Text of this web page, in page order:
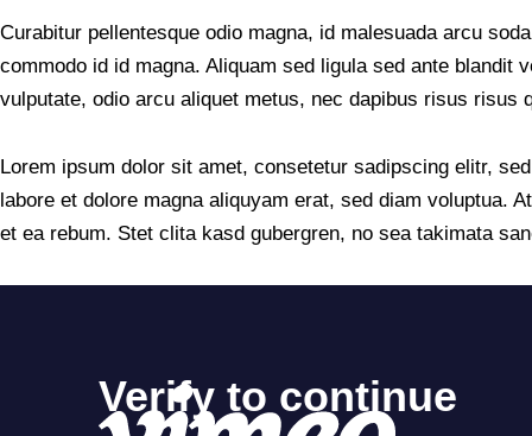
Curabitur pellentesque odio magna, id malesuada arcu
commodo id id magna. Aliquam sed ligula sed ante blandit
vulputate, odio arcu aliquet metus, nec dapibus risus risus
Lorem ipsum dolor sit amet, consetetur sadipscing elitr,
labore et dolore magna aliquyam erat, sed diam voluptua.
et ea rebum. Stet clita kasd gubergren, no sea takimata